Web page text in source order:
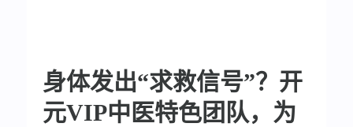
身体发出“求救信号”？开
元VIP中医特色团队，为